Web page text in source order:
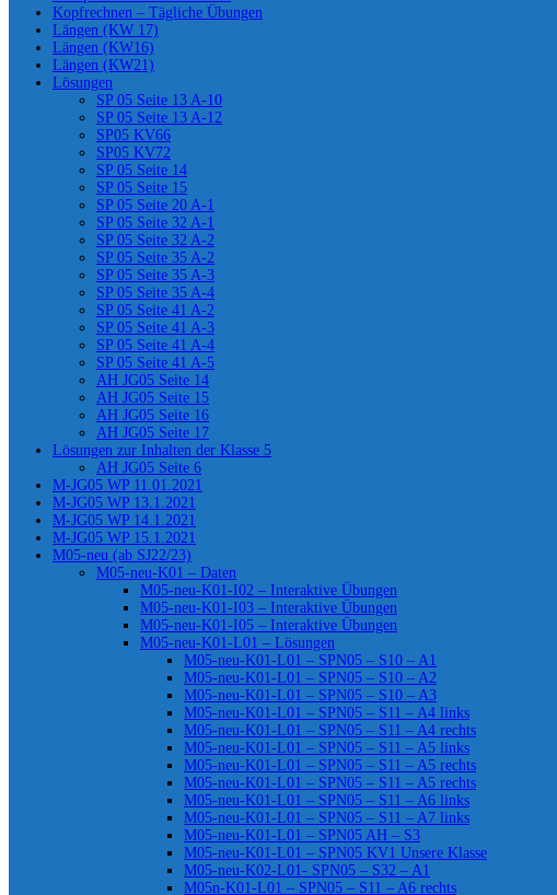
Kopfrechnen – Tägliche Übungen
Längen (KW 17)
Längen (KW16)
Längen (KW21)
Lösungen
SP 05 Seite 13 A-10
SP 05 Seite 13 A-12
SP05 KV66
SP05 KV72
SP 05 Seite 14
SP 05 Seite 15
SP 05 Seite 20 A-1
SP 05 Seite 32 A-1
SP 05 Seite 32 A-2
SP 05 Seite 35 A-2
SP 05 Seite 35 A-3
SP 05 Seite 35 A-4
SP 05 Seite 41 A-2
SP 05 Seite 41 A-3
SP 05 Seite 41 A-4
SP 05 Seite 41 A-5
AH JG05 Seite 14
AH JG05 Seite 15
AH JG05 Seite 16
AH JG05 Seite 17
Lösungen zur Inhalten der Klasse 5
AH JG05 Seite 6
M-JG05 WP 11.01.2021
M-JG05 WP 13.1.2021
M-JG05 WP 14.1.2021
M-JG05 WP 15.1.2021
M05-neu (ab SJ22/23)
M05-neu-K01 – Daten
M05-neu-K01-I02 – Interaktive Übungen
M05-neu-K01-I03 – Interaktive Übungen
M05-neu-K01-I05 – Interaktive Übungen
M05-neu-K01-L01 – Lösungen
M05-neu-K01-L01 – SPN05 – S10 – A1
M05-neu-K01-L01 – SPN05 – S10 – A2
M05-neu-K01-L01 – SPN05 – S10 – A3
M05-neu-K01-L01 – SPN05 – S11 – A4 links
M05-neu-K01-L01 – SPN05 – S11 – A4 rechts
M05-neu-K01-L01 – SPN05 – S11 – A5 links
M05-neu-K01-L01 – SPN05 – S11 – A5 rechts
M05-neu-K01-L01 – SPN05 – S11 – A5 rechts
M05-neu-K01-L01 – SPN05 – S11 – A6 links
M05-neu-K01-L01 – SPN05 – S11 – A7 links
M05-neu-K01-L01 – SPN05 AH – S3
M05-neu-K01-L01 – SPN05 KV1 Unsere Klasse
M05-neu-K02-L01- SPN05 – S32 – A1
M05n-K01-L01 – SPN05 – S11 – A6 rechts